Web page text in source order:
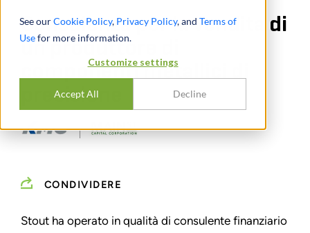
See ourCookie Policy, Privacy Policy, and Terms of
Usefor more information.
Customize settings
Accept All Decline
Consulenza per la vendita di
un produttore di
componenti metallici di
precisione
CONDIVIDERE
Stout ha operato in qualità di consulente finanziario